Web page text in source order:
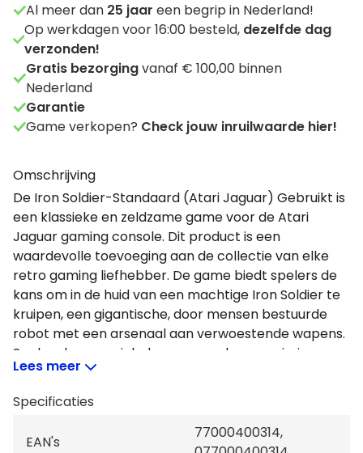
Al meer dan 25 jaar een begrip in Nederland!
Op werkdagen voor 16:00 besteld, dezelfde dag
verzonden!
Gratis bezorgingvanaf € 100,00 binnen
Nederland
Garantie
Game verkopen? Check jouw inruilwaarde hier!
Omschrijving
De Iron Soldier-Standaard (Atari Jaguar) Gebruikt is
een klassieke en zeldzame game voor de Atari
Jaguar gaming console. Dit product is een
waardevolle toevoeging aan de collectie van elke
retro gaming liefhebber. De game biedt spelers de
kans om in de huid van een machtige Iron Soldier te
kruipen, een gigantische, door mensen bestuurde
robot met een arsenaal aan verwoestende wapens.
Spelers kunnen zich door een reeks van missies
vechten, waarbij ze vijandige gebouwen en robots
moeten vernietigen, en tegelijkertijd hun eigen basis
moeten beschermen. De Iron Soldier-Standaard
(Atari Jaguar) Gebruikt is een single-player game,
Lees meer
Specificaties
EAN's
77000400314,